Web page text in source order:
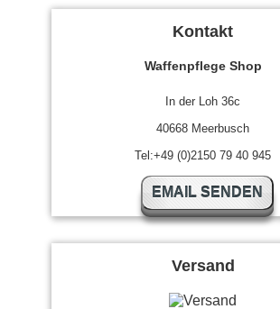
Kontakt
Waffenpflege Shop
In der Loh 36c
40668 Meerbusch
Tel:+49 (0)2150 79 40 945
EMAIL SENDEN
Versand